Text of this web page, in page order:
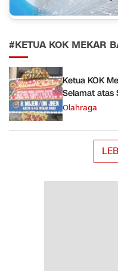
#KETUA KOK MEKAR
Ketua KOK
Selamat atas
Olahraga